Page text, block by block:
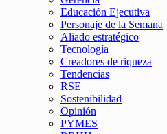
Educación Ejecutiva
Personaje de la Semana
Aliado estratégico
Tecnología
Creadores de riqueza
Tendencias
RSE
Sostenibilidad
Opinión
PYMES